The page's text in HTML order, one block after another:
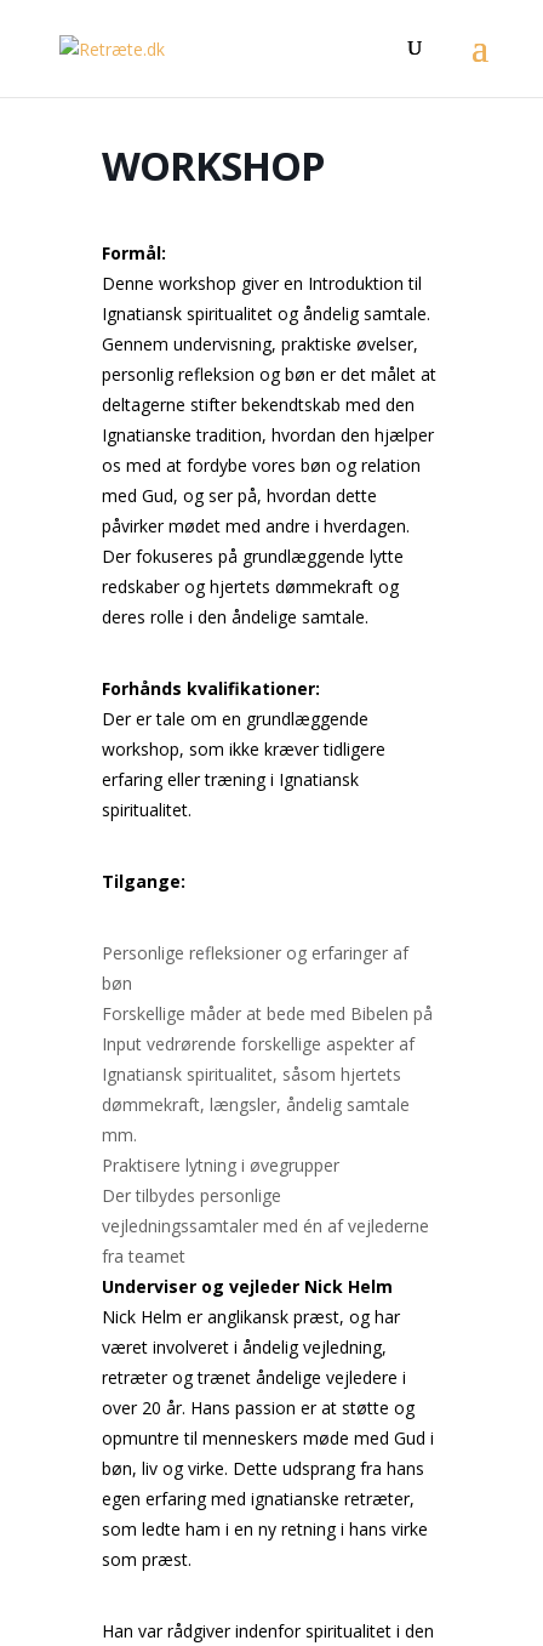
WORKSHOP
Formål:
Denne workshop giver en Introduktion til
Ignatiansk spiritualitet og åndelig samtale.
Gennem undervisning, praktiske øvelser,
personlig refleksion og bøn er det målet at
deltagerne stifter bekendtskab med den
Ignatianske tradition, hvordan den hjælper
os med at fordybe vores bøn og relation
med Gud, og ser på, hvordan dette
påvirker mødet med andre i hverdagen.
Der fokuseres på grundlæggende lytte
redskaber og hjertets dømmekraft og
deres rolle i den åndelige samtale.
Forhånds kvalifikationer:
Der er tale om en grundlæggende
workshop, som ikke kræver tidligere
erfaring eller træning i Ignatiansk
spiritualitet.
Tilgange:
Personlige refleksioner og erfaringer af
bøn
Forskellige måder at bede med Bibelen på
Input vedrørende forskellige aspekter af
Ignatiansk spiritualitet, såsom hjertets
dømmekraft, længsler, åndelig samtale
mm.
Praktisere lytning i øvegrupper
Der tilbydes personlige
vejledningssamtaler med én af vejlederne
fra teamet
Underviser og vejleder Nick Helm
Nick Helm er anglikansk præst, og har
været involveret i åndelig vejledning,
retræter og trænet åndelige vejledere i
over 20 år. Hans passion er at støtte og
opmuntre til menneskers møde med Gud i
bøn, liv og virke. Dette udsprang fra hans
egen erfaring med ignatianske retræter,
som ledte ham i en ny retning i hans virke
som præst.
Han var rådgiver indenfor spiritualitet i den